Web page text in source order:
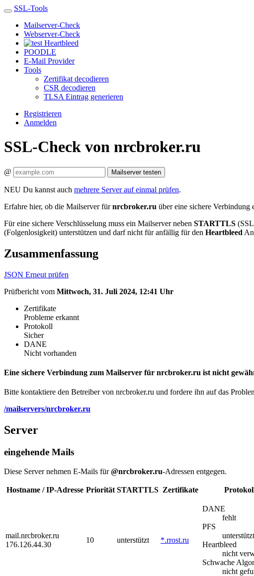
SSL-Tools
Mailserver-Check
Webserver-Check
Heartbleed
POODLE
E-Mail Provider
Tools
Zertifikat decodieren
CSR decodieren
TLSA Eintrag generieren
Registrieren
Anmelden
SSL-Check von nrcbroker.ru
@ Mailserver testen
NEU Du kannst auch mehrere Server auf einmal prüfen.
Erfahre hier, ob die Mailserver fürnrcbroker.ru über eine sichere Verbindung
Für eine sichere Verschlüsselung muss ein Mailserver neben STARTTLS
(Folgenlosigkeit) unterstützen und darf nicht für anfällig für den Heartbleed
Zusammenfassung
JSON Erneut prüfen
Prüfbericht vom Mittwoch, 31. Juli 2024, 12:41 Uhr
Zertifikate
Probleme erkannt
Protokoll
Sicher
DANE
Nicht vorhanden
Eine sichere Verbindung zum Mailserver für nrcbroker.ru ist nicht
Bitte kontaktiere den Betreiber von nrcbroker.ru und fordere ihn auf das
/mailservers/nrcbroker.ru
Server
eingehende Mails
Diese Server nehmen E-Mails für@nrcbroker.ru-Adressen entgegen.
Hostname / IP-Adresse Priorität STARTTLS Zertifikate
mail.nrcbroker.ru
176.126.44.30
10 unterstützt *.rrost.ru
DANE
fehlt
PFS
unterstützt
Heartbleed
nicht
Schwache
nicht